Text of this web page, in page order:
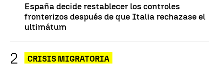
España decide restablecer los controles
fronterizos después de que Italia rechazase el
ultimátum
CRISIS MIGRATORIA